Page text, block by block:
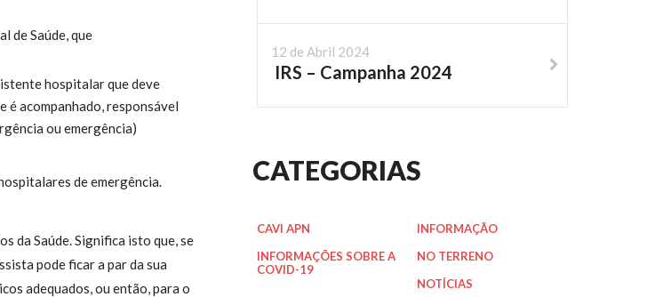
de Saúde, que
hospitalar que deve
é acompanhado, responsável
ou emergência)
de emergência.
da Saúde. Significa isto que, se
pode ficar a par da sua
adequados, ou então, para o
12 de Abril 2024
IRS – Campanha 2024
CATEGORIAS
CAVI APN
INFORMAÇÃO
INFORMAÇÕES SOBRE A
COVID-19
NO TERRENO
NOTÍCIAS